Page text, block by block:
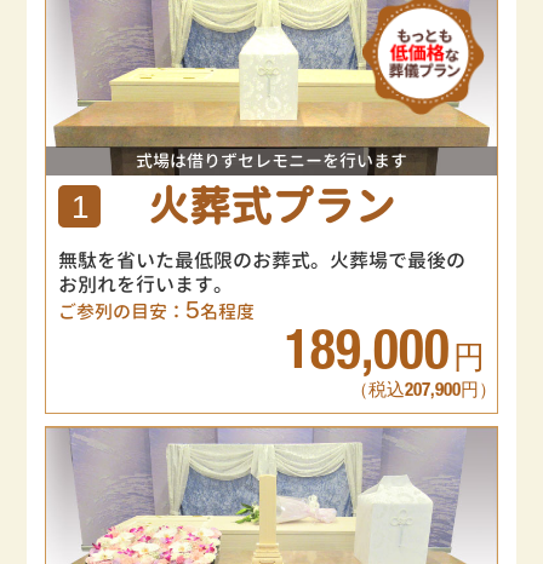
式場は借りずセレモニーを行います
1 火葬式プラン
無駄を省いた最低限のお葬式。火葬場で最後の
お別れを行います。
ご参列の目安： 5名程度
189,000 円
（税込207,900円）